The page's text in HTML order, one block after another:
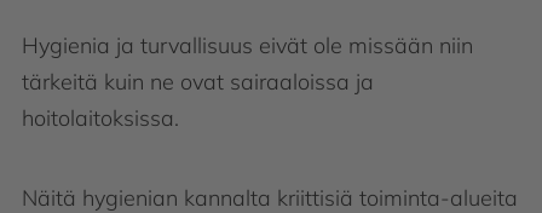
Hygienia ja turvallisuus eivät ole missään niin
tärkeitä kuin ne ovat sairaaloissa ja
hoitolaitoksissa.
Näitä hygienian kannalta kriittisiä toiminta-alueita